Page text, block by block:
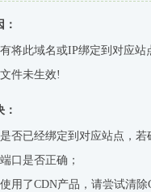
将此域名或IP绑定到对应站
件未生效!
否已经绑定到对应站点，
口是否正确；
用了CDN产品，请尝试清除